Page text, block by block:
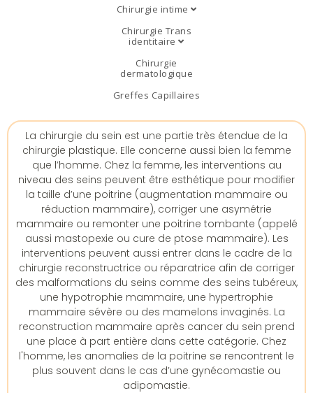
Chirurgie intime
Chirurgie Trans
identitaire
Chirurgie
dermatologique
Greffes Capillaires
La chirurgie du sein est une partie très étendue de la
chirurgie plastique. Elle concerne aussi bien la femme
que l’homme. Chez la femme, les interventions au
niveau des seins peuvent être esthétique pour modifier
la taille d’une poitrine (augmentation mammaire ou
réduction mammaire), corriger une asymétrie
mammaire ou remonter une poitrine tombante (appelé
aussi mastopexie ou cure de ptose mammaire). Les
interventions peuvent aussi entrer dans le cadre de la
chirurgie reconstructrice ou réparatrice afin de corriger
des malformations du seins comme des seins tubéreux,
une hypotrophie mammaire, une hypertrophie
mammaire sévère ou des mamelons invaginés. La
reconstruction mammaire après cancer du sein prend
une place à part entière dans cette catégorie. Chez
l'homme, les anomalies de la poitrine se rencontrent le
plus souvent dans le cas d’une gynécomastie ou
adipomastie.